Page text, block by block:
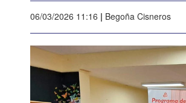
06/03/2026 11:16 | Begoña Cisneros